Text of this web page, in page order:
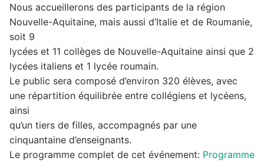
Nous accueillerons des participants de la région
Nouvelle-Aquitaine, mais aussi d’Italie et de Roumanie,
soit 9
lycées et 11 collèges de Nouvelle-Aquitaine ainsi que 2
lycées italiens et 1 lycée roumain.
Le public sera composé d’environ 320 élèves, avec
une répartition équilibrée entre collégiens et lycéens,
ainsi
qu’un tiers de filles, accompagnés par une
cinquantaine d’enseignants.
Le programme complet de cet événement: Programme